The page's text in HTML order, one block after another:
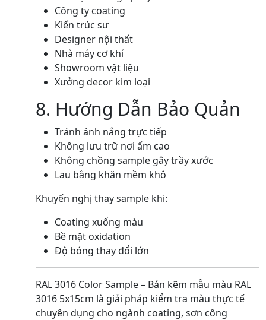
Công ty coating
Kiến trúc sư
Designer nội thất
Nhà máy cơ khí
Showroom vật liệu
Xưởng decor kim loại
8. Hướng Dẫn Bảo Quản
Tránh ánh nắng trực tiếp
Không lưu trữ nơi ẩm cao
Không chồng sample gây trầy xước
Lau bằng khăn mềm khô
Khuyến nghị thay sample khi:
Coating xuống màu
Bề mặt oxidation
Độ bóng thay đổi lớn
RAL 3016 Color Sample – Bản kẽm mẫu màu RAL
3016 5x15cm là giải pháp kiểm tra màu thực tế
chuyên dụng cho ngành coating, sơn công